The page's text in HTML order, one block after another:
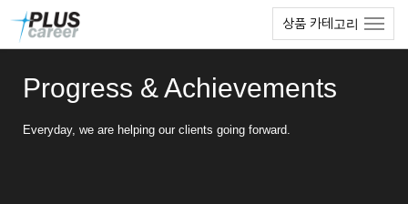
상품 카테고리
Progress & Achievements
Everyday, we are helping our clients going forward.